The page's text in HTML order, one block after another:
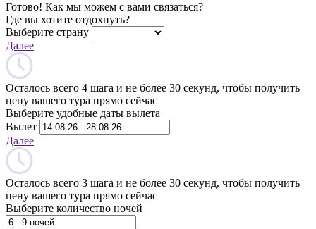
Готово! Как мы можем с вами связаться?
Где вы хотите отдохнуть?
Выберите страну
Далее
Осталось всего 4 шага и не более 30 секунд, чтобы получить
цену вашего тура прямо сейчас
Выберите удобные даты вылета
Вылет
Далее
Осталось всего 3 шага и не более 30 секунд, чтобы получить
цену вашего тура прямо сейчас
Выберите количество ночей